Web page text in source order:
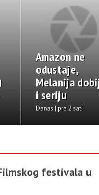
Danas | pre 8 sati
obeležilo
o doktoru
RT Kragujevac |
festivala u